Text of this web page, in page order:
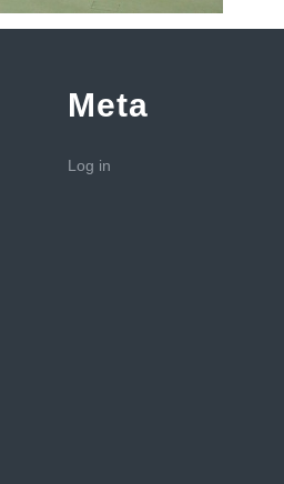
Meta
Log in